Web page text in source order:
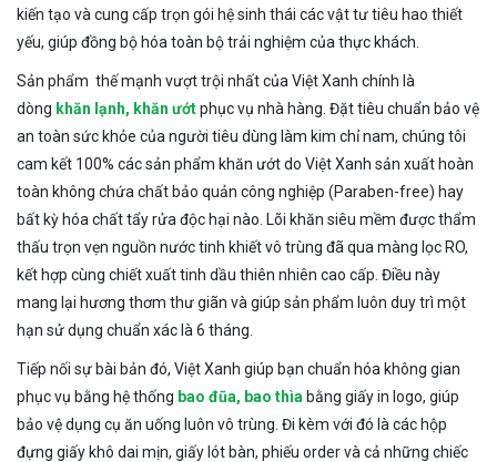
kiến tạo và cung cấp trọn gói hệ sinh thái các vật tư tiêu hao thiết
yếu, giúp đồng bộ hóa toàn bộ trải nghiệm của thực khách.
Sản phẩm thế mạnh vượt trội nhất của Việt Xanh chính là
dòng khăn lạnh, khăn ướtphục vụ nhà hàng. Đặt tiêu chuẩn bảo vệ
an toàn sức khỏe của người tiêu dùng làm kim chỉ nam, chúng tôi
cam kết 100% các sản phẩm khăn ướt do Việt Xanh sản xuất hoàn
toàn không chứa chất bảo quản công nghiệp (Paraben-free) hay
bất kỳ hóa chất tẩy rửa độc hại nào. Lõi khăn siêu mềm được thẩm
thấu trọn vẹn nguồn nước tinh khiết vô trùng đã qua màng lọc RO,
kết hợp cùng chiết xuất tinh dầu thiên nhiên cao cấp. Điều này
mang lại hương thơm thư giãn và giúp sản phẩm luôn duy trì một
hạn sử dụng chuẩn xác là 6 tháng.
Tiếp nối sự bài bản đó, Việt Xanh giúp bạn chuẩn hóa không gian
phục vụ bằng hệ thống bao đũa, bao thìa bằng giấy in logo, giúp
bảo vệ dụng cụ ăn uống luôn vô trùng. Đi kèm với đó là các hộp
đựng giấy khô dai mịn, giấy lót bàn, phiếu order và cả những chiếc